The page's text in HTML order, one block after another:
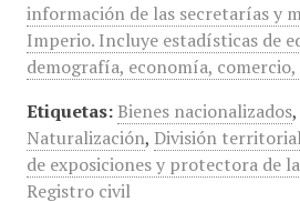
información de las secretarías y
Imperio. Incluye estadísticas de
demografía, economía,
Etiquetas: Bienes nacionalizados,
Naturalización, División
de exposiciones y protectora de
Registro civil